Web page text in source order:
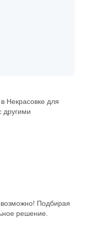
Некрасовке для
другими
Подбирая
решение.